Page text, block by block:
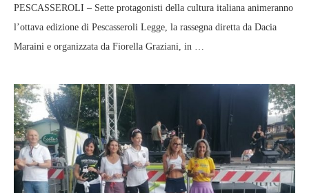
PESCASSEROLI – Sette protagonisti della cultura italiana animeranno
l’ottava edizione di Pescasseroli Legge, la rassegna diretta da Dacia
Maraini e organizzata da Fiorella Graziani, in …